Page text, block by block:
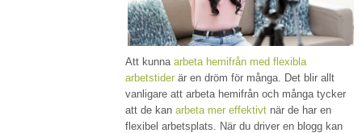
Att kunna arbeta hemifrån med flexibla
arbetstider är en dröm för många. Det blir allt
vanligare att arbeta hemifrån och många tycker
att de kan arbeta mer effektivt när de har en
flexibel arbetsplats. När du driver en blogg kan